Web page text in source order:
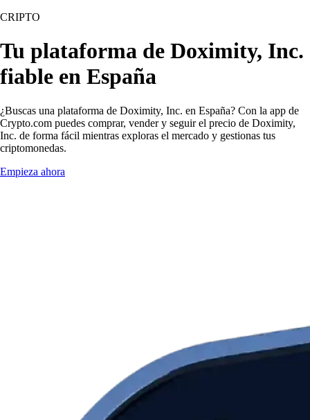
CRIPTO
Tu plataforma de Doximity, Inc.
fiable en España
¿Buscas una plataforma de Doximity, Inc. en España? Con la app de
Crypto.com puedes comprar, vender y seguir el precio de Doximity,
Inc. de forma fácil mientras exploras el mercado y gestionas tus
criptomonedas.
Empieza ahora